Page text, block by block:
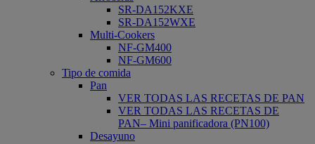
SR-DA152KXE
SR-DA152WXE
Multi-Cookers
NF-GM400
NF-GM600
Tipo de comida
Pan
VER TODAS LAS RECETAS DE PAN
VER TODAS LAS RECETAS DE
PAN– Mini panificadora (PN100)
Desayuno